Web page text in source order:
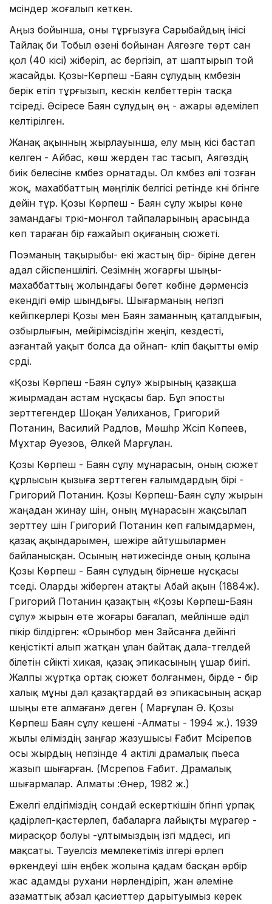
мүсіндер жоғалып кеткен.
Аңыз бойынша, оны тұрғызуға Сарыбайдың інісі
Тайлақ би Тобыл өзені бойынан Аягөзге төрт сан
қол (40 кісі) жіберіп, ас бергізіп, ат шаптырып той
жасайды. Қозы-Көрпеш -Баян сұлудың күмбезін
берік етіп тұрғызып, кескін келбеттерін тасқа
түсіреді. Әсіресе Баян сұлудың өң - ажары әдемілеп
келтірілген.
Жанақ ақынның жырлауынша, елу мың кісі бастап
келген - Айбас, көш жерден тас тасып, Аягөздің
биік белесіне күмбез орнатады. Ол күмбез әлі тозған
жоқ, махаббаттың мәңгілік белгісі ретінде күні бүгінге
дейін тұр. Қозы Көрпеш - Баян сұлу жыры көне
замандағы түркі-монғол тайпаларының арасында
көп тараған бір ғажайып оқиғаның сюжеті.
Поэманың тақырыбы- екі жастың бір- біріне деген
адал сүйіспеншілігі. Сезімнің жоғарғы шыңы-
махаббаттың жолындағы бөгет көбіне дәрменсіз
екендігі өмір шындығы. Шығарманың негізгі
кейіпкерлері Қозы мен Баян заманның қаталдығын,
озбырлығын, мейірімсіздігін жеңіп, кездесті,
азғантай уақыт болса да ойнап- күліп бақытты өмір
сүрді.
«Қозы Көрпеш -Баян сұлу» жырының қазақша
жиырмадан астам нұсқасы бар. Бұл эпосты
зерттегендер Шоқан Уәлиханов, Григорий
Потанин, Василий Радлов, Мәшһүр Жүсіп Көпеев,
Мұхтар Әуезов, Әлкей Марғұлан.
Қозы Көрпеш - Баян сұлу мұнарасын, оның сюжет
құрлысын қызыға зерттеген ғалымдардың бірі -
Григорий Потанин. Қозы Көрпеш-Баян сұлу жырын
жаңадан жинау үшін, оның мұнарасын жақсылап
зерттеу үшін Григорий Потанин көп ғалымдармен,
қазақ ақындарымен, шежіре айтушылармен
байланысқан. Осының нәтижесінде оның қолына
Қозы Көрпеш - Баян сұлудың бірнеше нұсқасы
түседі. Оларды жіберген атақты Абай ақын (1884ж).
Григорий Потанин қазақтың «Қозы Көрпеш-Баян
сұлу» жырын өте жоғары бағалап, мейлінше әділ
пікір білдірген: «Орынбор мен Зайсанға дейінгі
кеңістікті алып жатқан ұлан байтақ дала-түгелдей
білетін сүйікті хикая, қазақ эпикасының ұшар биігі.
Жалпы жұртқа ортақ сюжет болғанмен, бірде - бір
халық мұны дәл қазақтардай өз эпикасының асқар
шыңы ете алмаған» деген ( Марғұлан Ә. Қозы
Көрпеш Баян сұлу кешені -Алматы - 1994 ж.). 1939
жылы еліміздің заңғар жазушысы Ғабит Мүсірепов
осы жырдың негізінде 4 актілі драмалық пьеса
жазып шығарған. (Мүсрепов Ғабит. Драмалық
шығармалар. Алматы :Өнер, 1982 ж.)
Ежелгі елдігіміздің сондай ескерткішін бүгінгі ұрпақ
қадірлеп-қастерлеп, бабаларға лайықты мұрагер -
мирасқор болуы -ұлтымыздың ізгі мүддесі, игі
мақсаты. Тәуелсіз мемлекетіміз ілгері өрлеп
өркендеуі үшін еңбек жолына қадам басқан әрбір
жас адамды рухани нәрлендіріп, жан әлеміне
азаматтық абзал қасиеттер дарытуымыз керек